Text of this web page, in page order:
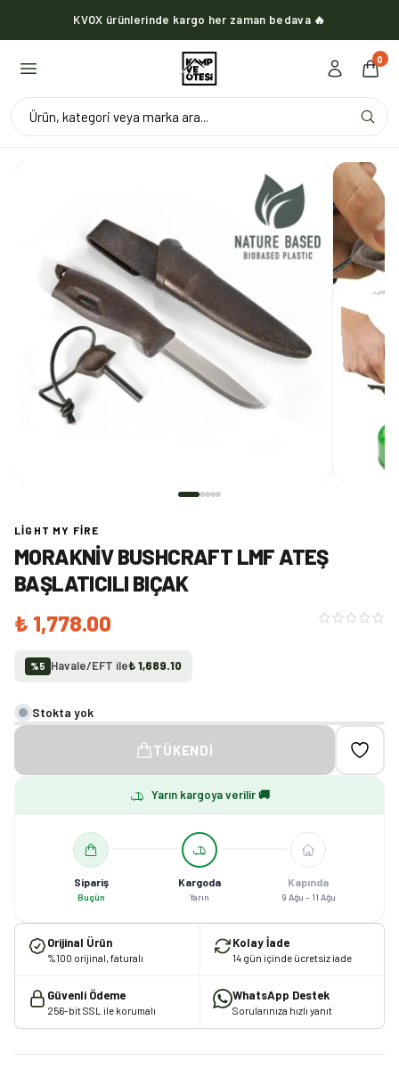
KVOX ürünlerinde kargo her zaman bedava 🔥
0
Ürün, kategori veya marka ara...
LIGHT MY FIRE
MORAKNIV BUSHCRAFT LMF ATEŞ
BAŞLATICILI BIÇAK
₺ 1,778.00
%5 Havale/EFT ile₺ 1,689.10
Stokta yok
TÜKENDI
Yarın kargoya verilir 🚚
Sipariş
Bugün
Kargoda
Yarın
Kapında
9 Ağu – 11 Ağu
Orijinal Ürün
%100 orijinal, faturalı
Kolay İade
14 gün içinde ücretsiz iade
Güvenli Ödeme
256-bit SSL ile korumalı
WhatsApp Destek
Sorularınıza hızlı yanıt